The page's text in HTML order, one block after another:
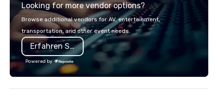
opportunity to sit
colleagues at each
mingle, and easily
engaging information
Looking for more vendor options?
Browse additional vendors for AV, entertainment,
transportation, and other event needs.
Erfahren Sie mehr
Powered by